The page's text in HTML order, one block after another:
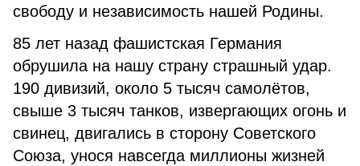
свободу и независимость нашей Родины.
85 лет назад фашистская Германия
обрушила на нашу страну страшный удар.
190 дивизий, около 5 тысяч самолётов,
свыше 3 тысяч танков, извергающих огонь и
свинец, двигались в сторону Советского
Союза, унося навсегда миллионы жизней